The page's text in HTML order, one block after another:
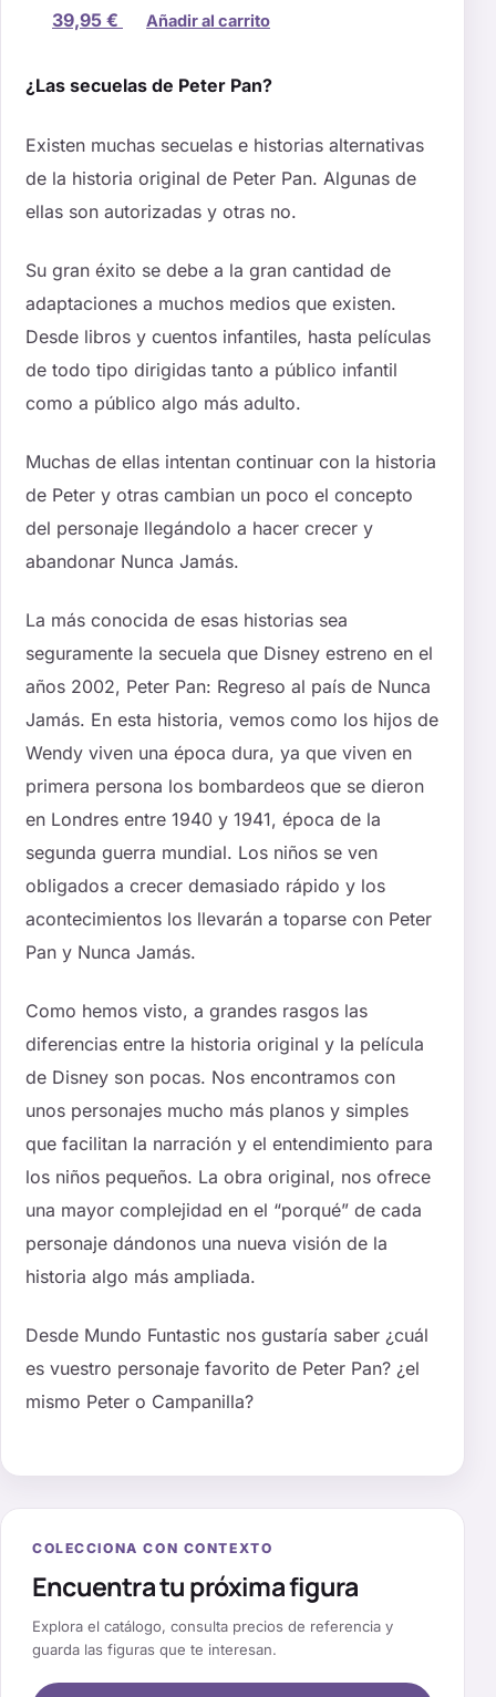
39,95 € Añadir al carrito
¿Las secuelas de Peter Pan?
Existen muchas secuelas e historias alternativas
de la historia original de Peter Pan. Algunas de
ellas son autorizadas y otras no.
Su gran éxito se debe a la gran cantidad de
adaptaciones a muchos medios que existen.
Desde libros y cuentos infantiles, hasta películas
de todo tipo dirigidas tanto a público infantil
como a público algo más adulto.
Muchas de ellas intentan continuar con la historia
de Peter y otras cambian un poco el concepto
del personaje llegándolo a hacer crecer y
abandonar Nunca Jamás.
La más conocida de esas historias sea
seguramente la secuela que Disney estreno en el
años 2002, Peter Pan: Regreso al país de Nunca
Jamás. En esta historia, vemos como los hijos de
Wendy viven una época dura, ya que viven en
primera persona los bombardeos que se dieron
en Londres entre 1940 y 1941, época de la
segunda guerra mundial. Los niños se ven
obligados a crecer demasiado rápido y los
acontecimientos los llevarán a toparse con Peter
Pan y Nunca Jamás.
Como hemos visto, a grandes rasgos las
diferencias entre la historia original y la película
de Disney son pocas. Nos encontramos con
unos personajes mucho más planos y simples
que facilitan la narración y el entendimiento para
los niños pequeños. La obra original, nos ofrece
una mayor complejidad en el “porqué” de cada
personaje dándonos una nueva visión de la
historia algo más ampliada.
Desde Mundo Funtastic nos gustaría saber ¿cuál
es vuestro personaje favorito de Peter Pan? ¿el
mismo Peter o Campanilla?
COLECCIONA CON CONTEXTO
Encuentra tu próxima figura
Explora el catálogo, consulta precios de referencia y
guarda las figuras que te interesan.